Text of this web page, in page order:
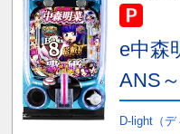
e中森
ANS～
D-light（デ